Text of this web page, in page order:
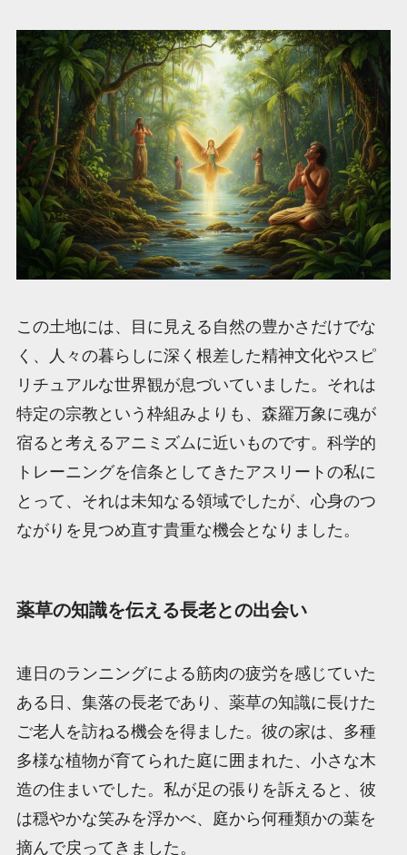
この土地には、目に見える自然の豊かさだけでな
く、人々の暮らしに深く根差した精神文化やスピ
リチュアルな世界観が息づいていました。それは
特定の宗教という枠組みよりも、森羅万象に魂が
宿ると考えるアニミズムに近いものです。科学的
トレーニングを信条としてきたアスリートの私に
とって、それは未知なる領域でしたが、心身のつ
ながりを見つめ直す貴重な機会となりました。
薬草の知識を伝える長老との出会い
連日のランニングによる筋肉の疲労を感じていた
ある日、集落の長老であり、薬草の知識に長けた
ご老人を訪ねる機会を得ました。彼の家は、多種
多様な植物が育てられた庭に囲まれた、小さな木
造の住まいでした。私が足の張りを訴えると、彼
は穏やかな笑みを浮かべ、庭から何種類かの葉を
摘んで戻ってきました。